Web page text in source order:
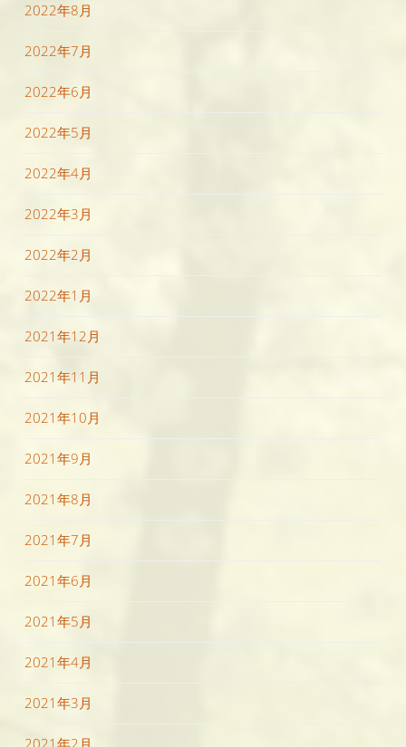
2022年8月
2022年7月
2022年6月
2022年5月
2022年4月
2022年3月
2022年2月
2022年1月
2021年12月
2021年11月
2021年10月
2021年9月
2021年8月
2021年7月
2021年6月
2021年5月
2021年4月
2021年3月